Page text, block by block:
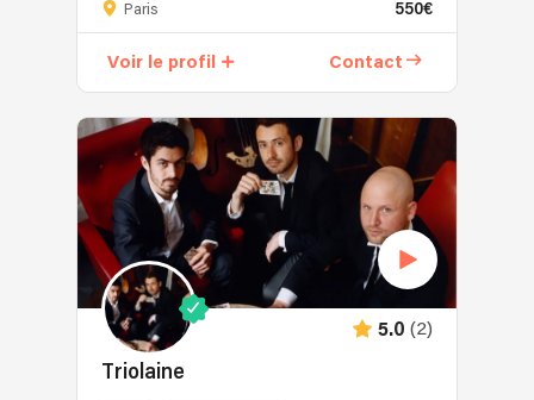
Paris 550€
Voir le profil Contact
5.0 (2)
Triolaine